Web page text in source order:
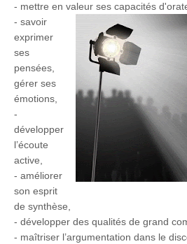
- mettre en valeur ses capacités
- savoir
exprimer
ses
pensées,
gérer ses
émotions,
-
développer
l’écoute
active,
- améliorer
son esprit
de synthèse,
- développer des qualités de grand
- maîtriser l’argumentation dans le